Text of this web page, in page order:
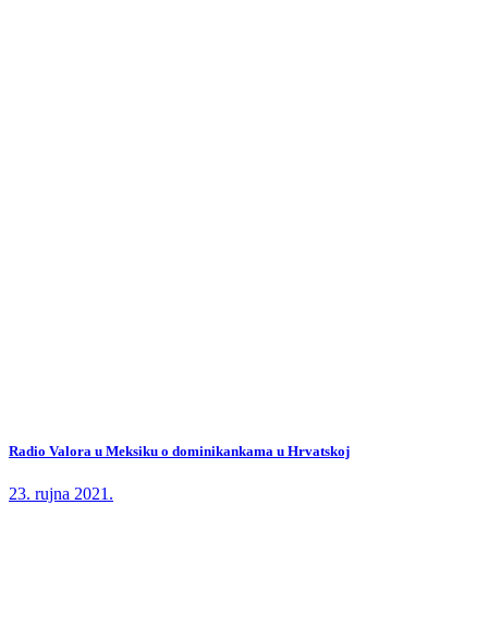
Radio Valora u Meksiku o dominikankama u Hrvatskoj
23. rujna 2021.